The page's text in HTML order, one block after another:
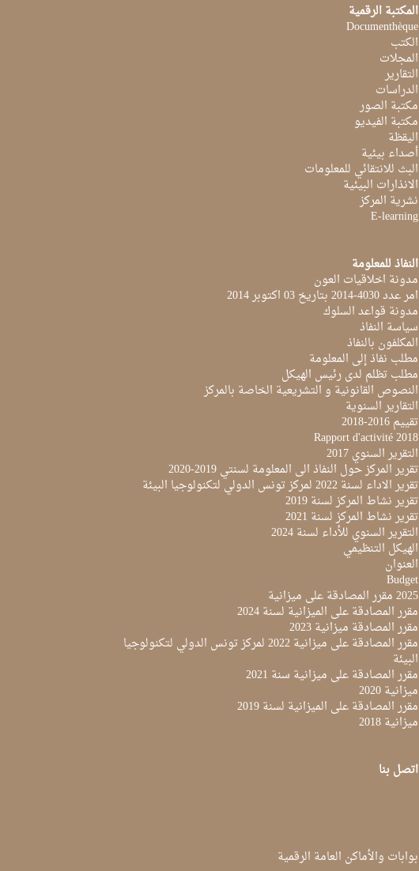
المكتبة الرقمية
Documenthèque
الكتب
المجلات
التقارير
الدراسات
مكتبة الصور
مكتبة الفيديو
اليقظة
أصداء بيئية
البث للانتقائي للمعلومات
الانذارات البيئية
نشرية المركز
E-learning
النفاذ للمعلومة
مدونة اخلاقيات العون
امر عدد 4030-2014 بتاريخ 03 اكتوبر 2014
مدونة قواعد السلوك
سياسة النفاذ
المكلفون بالنفاذ
مطلب نفاذ إلى المعلومة
مطلب تظلم لدى رئيس الهيكل
النصوص القانونية و التشريعية الخاصة بالمركز
التقارير السنوية
تقييم 2016-2018
Rapport d'activité 2018
التقرير السنوي 2017
تقرير المركز حول النفاذ الى المعلومة لسنتي 2019-2020
تقرير الاداء لسنة 2022 لمركز تونس الدولي لتكنولوجيا البيئة
تقرير نشاط المركز لسنة 2019
تقرير نشاط المركز لسنة 2021
التقرير السنوي للأداء لسنة 2024
الهيكل التنظيمي
العنوان
Budget
2025 مقرر المصادقة على ميزانية
مقرر المصادقة على الميزانية لسنة 2024
مقرر المصادقة ميزانية 2023
مقرر المصادقة على ميزانية 2022 لمركز تونس الدولي لتكنولوجيا
البيئة
مقرر المصادقة على ميزانية سنة 2021
ميزانية 2020
مقرر المصادقة على الميزانية لسنة 2019
ميزانية 2018
اتصل بنا
بوابات والأماكن العامة الرقمية